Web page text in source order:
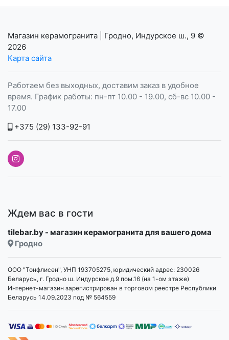
Магазин керамогранита | Гродно, Индурское ш., 9 ©
2026
Карта сайта
Работаем без выходных, доставим заказ в удобное
время. График работы: пн-пт 10.00 - 19.00, сб-вс 10.00 -
17.00
+375 (29) 133-92-91
Ждем вас в гости
tilebar.by - магазин керамогранита для вашего дома
Гродно
ООО "Тонфлисен", УНП 193705275, юридический адрес: 230026
Беларусь, г. Гродно ш. Индурское д.9 пом.16 (на 1-ом этаже)
Интернет-магазин зарегистрирован в торговом реестре Республики
Беларусь 14.09.2023 под № 564559